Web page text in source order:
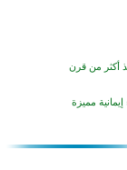
أكثر من قرن
مميزة
من العمل والعطاء